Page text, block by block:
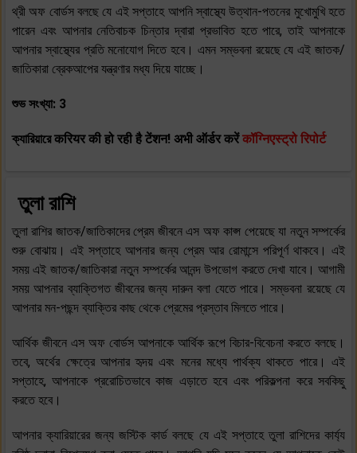
থ্রী অফ বোর্ডস বলছে যে এই সপ্তাহে আপনি স্বাস্থ্যে উত্থান-পতনের মুখোমুখি হতে
পারেন এবং আপনার নেতিবাচক চিন্তার দ্বারা প্রভাবিত হতে পারে, তাই আপনাকে
আপনার স্বাস্থ্যের প্রতি মনোযোগ দিতে হবে। এমন সম্ভবনা রয়েছে যে এই জাতক/
জাতিকারা ব্রেকআপের যন্ত্রণার মধ্য দিয়ে যাচ্ছে।
শুভ সংখ্যা: 3
ক্যারিয়ারে करियर की हो रही है टेंशन! अभी ऑर्डर करेंकॉग्निएस्ट्रो रिपोर्ट
তুলা রাশি
তুলা রাশির জাতক/জাতিকাদের প্রেম জীবনে এস অফ কাপ্স পেয়েছে যা নতুন সম্পর্কের
শুরু বোঝায়। এই সপ্তাহে আপনার জন্য প্রেম আর রোমান্সে পরিপূর্ণ থাকবে। এই
সময় এই জাতক/জাতিকারা নতুন সম্পর্কের আনন্দ উপভোগ করতে দেখা যাবে। আগামী
সময় আপনার ব্যাক্তিগত জীবনের জন্য দারুন বলা যেতে পারে। সম্ভবনা রয়েছে যে
আপনার মন-পছন্দ ব্যাক্তির কাছ থেকে প্রেমের প্রস্তাব মিলতে পারে।
আর্থিক জীবনে এস অফ বোর্ডস আপনাকে আর্থিক রূপে বিচার-বিবেচনা করতে বলছে।
তবে, অর্থের ক্ষেত্রে আপনার হৃদয় এবং মনের মধ্যে পার্থক্য থাকতে পারে। এই
সপ্তাহে, আপনাকে প্ররোচিতভাবে কাজ এড়াতে হবে এবং পরিকল্পনা করে সবকিছু
করতে হবে।
আপনার ক্যারিয়ারের জন্য জস্টিক কার্ড বলছে যে এই সপ্তাহে তুলা রাশিদের কার্য্য